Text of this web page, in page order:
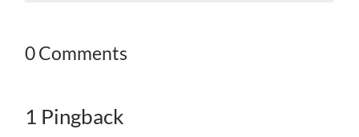
0 Comments
1 Pingback